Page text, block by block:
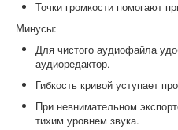
Точки громкости помогают
Минусы:
Для чистого аудиофайла
аудиоредактор.
Гибкость кривой уступает
При невнимательном
тихим уровнем звука.